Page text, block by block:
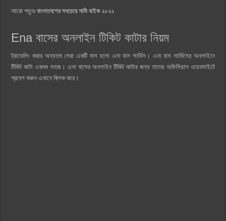
আরো পড়ুনঃবাংলাদেশের সবচেয়ে দামি বাইক ২০২২
Ena বাসের অনলাইন টিকিট কাটার নিয়ম
ট্রাভেলিং করার অন্যতম সেরা একটি বাস হলো এনা বাস সার্ভিস। এনা বাস সার্ভিসের অনলাইনে
টিকিট কাটা একদম সহজ। এনা বাসের অনলাইন টিকিট কাটার জন্য তাদের অফিসিয়াল ওয়েবসাইটে
প্রবেশ করুন এখানে ক্লিক করে।